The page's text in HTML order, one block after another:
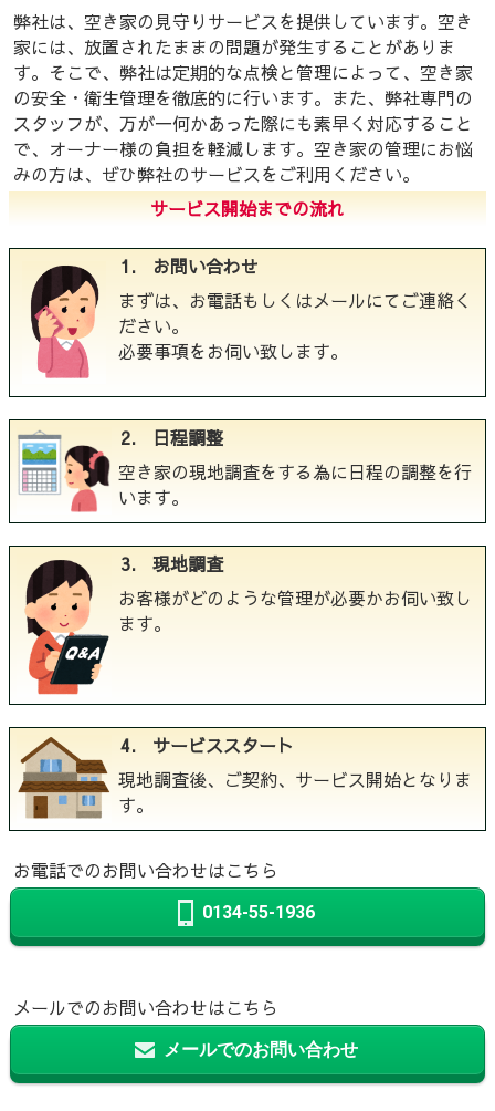
弊社は、空き家の見守りサービスを提供しています。空き
家には、放置されたままの問題が発生することがありま
す。そこで、弊社は定期的な点検と管理によって、空き家
の安全・衛生管理を徹底的に行います。また、弊社専門の
スタッフが、万が一何かあった際にも素早く対応すること
で、オーナー様の負担を軽減します。空き家の管理にお悩
みの方は、ぜひ弊社のサービスをご利用ください。
サービス開始までの流れ
1. お問い合わせ
まずは、お電話もしくはメールにてご連絡く
ださい。
必要事項をお伺い致します。
2. 日程調整
空き家の現地調査をする為に日程の調整を行
います。
3. 現地調査
お客様がどのような管理が必要かお伺い致し
ます。
4. サービススタート
現地調査後、ご契約、サービス開始となりま
す。
お電話でのお問い合わせはこちら
0134-55-1936
メールでのお問い合わせはこちら
メールでのお問い合わせ